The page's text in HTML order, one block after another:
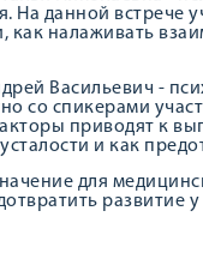
На данной встрече
как налаживать
Васильевич -
со спикерами
приводят к
и как
для
развитие